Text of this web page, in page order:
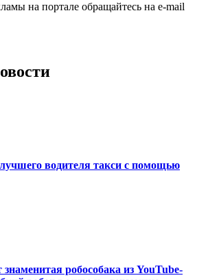
на портале обращайтесь на e-mail
водителя такси с помощью
робособака из YouTube-